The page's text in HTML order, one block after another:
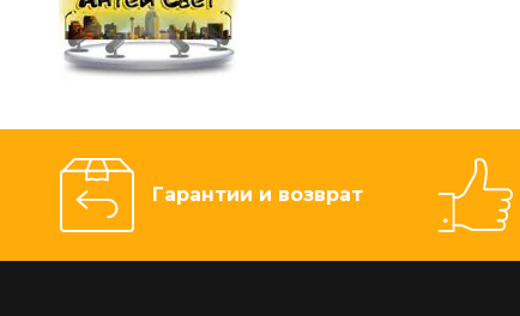
Гарантии и возврат